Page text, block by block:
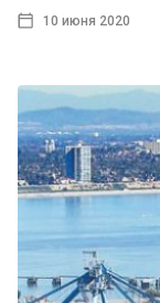
10 июня 2020